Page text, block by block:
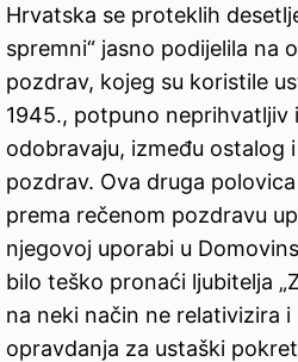
Hrvatska se proteklih
spremni“ jasno podijelila na
pozdrav, kojeg su koristile
1945., potpuno neprihvatljiv
odobravaju, između ostalog
pozdrav. Ova druga
prema rečenom pozdravu
njegovoj uporabi u
bilo teško pronaći ljubitelja
na neki način ne relativizira
opravdanja za ustaški